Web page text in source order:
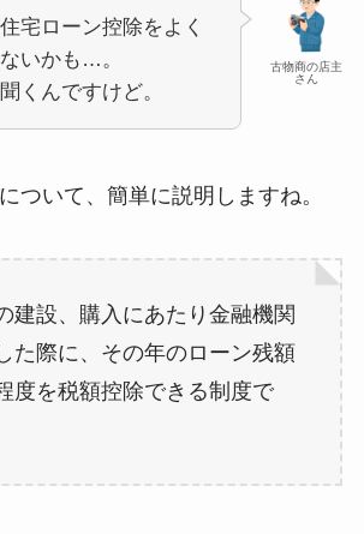
古物商の店主
さん
宅ローン控除をよく
いかも…。
くんですけど。
ついて、簡単に説明しますね。
建設、購入にあたり金融機関
た際に、その年のローン残額
度を税額控除できる制度で